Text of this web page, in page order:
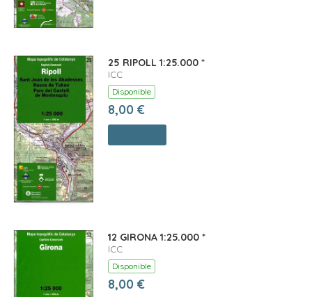
25 RIPOLL 1:25.000 *
ICC
Disponible
8,00 €
12 GIRONA 1:25.000 *
ICC
Disponible
8,00 €